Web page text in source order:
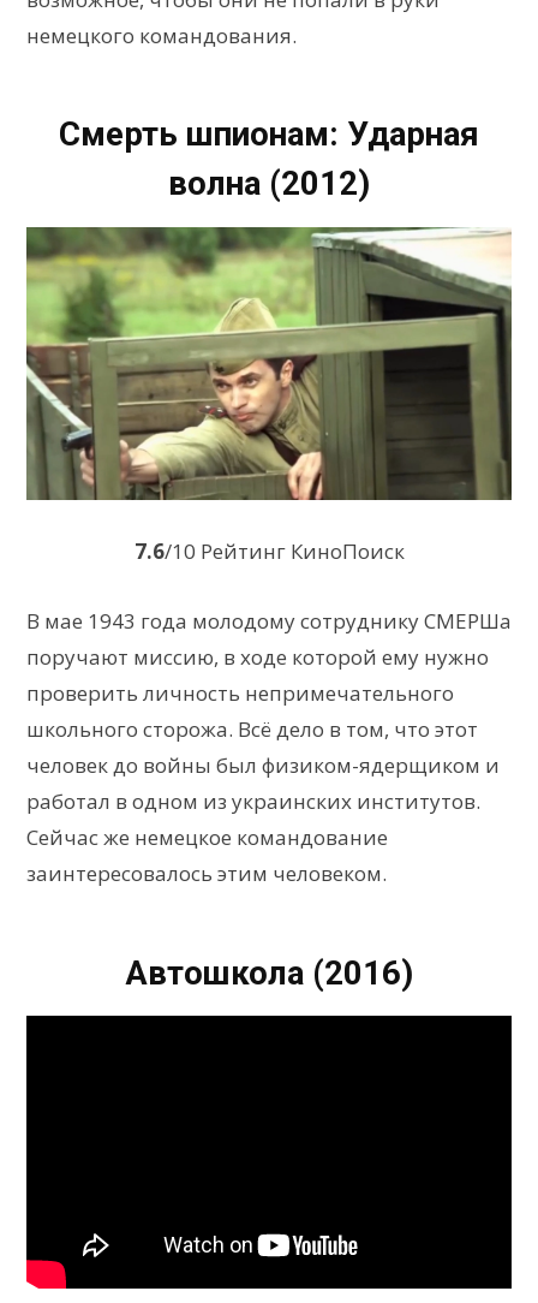
немецкого командования.
Смерть шпионам: Ударная
волна (2012)
7.6/10 Рейтинг КиноПоиск
В мае 1943 года молодому сотруднику СМЕРШа
поручают миссию, в ходе которой ему нужно
проверить личность непримечательного
школьного сторожа. Всё дело в том, что этот
человек до войны был физиком-ядерщиком и
работал в одном из украинских институтов.
Сейчас же немецкое командование
заинтересовалось этим человеком.
Автошкола (2016)